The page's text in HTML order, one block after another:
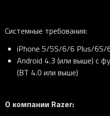
Системные требования:
iPhone 5/5S/6/6 Plus/6S/
Android 4.3 (или выше) с
(BT 4.0 или выше)
О компании Razer: